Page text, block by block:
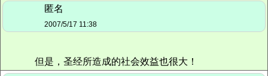
匿名
2007/5/17 11:38
但是，圣经所造成的社会效益也很大！